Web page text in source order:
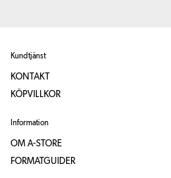
Kundtjänst
KONTAKT
KÖPVILLKOR
Information
OM A-STORE
FORMATGUIDER